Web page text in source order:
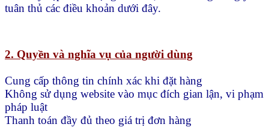
tuân thủ các điều khoản dưới đây.
2. Quyền và nghĩa vụ của người dùng
Cung cấp thông tin chính xác khi đặt hàng
Không sử dụng website vào mục đích gian lận, vi phạm
pháp luật
Thanh toán đầy đủ theo giá trị đơn hàng